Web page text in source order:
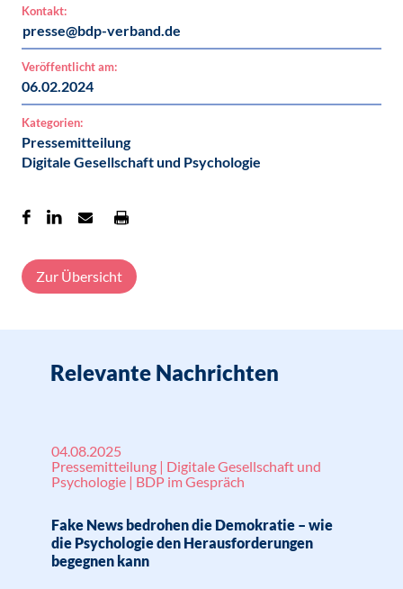
Kontakt:
presse@bdp-verband.de
Veröffentlicht am:
06.02.2024
Kategorien:
Pressemitteilung
Digitale Gesellschaft und Psychologie
Zur Übersicht
Relevante Nachrichten
04.08.2025
Pressemitteilung | Digitale Gesellschaft und
Psychologie | BDP im Gespräch
Fake News bedrohen die Demokratie – wie
die Psychologie den Herausforderungen
begegnen kann